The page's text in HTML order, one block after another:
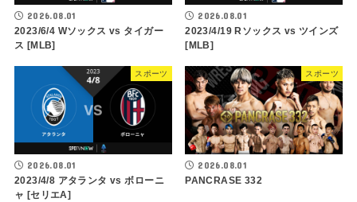
2026.08.01
2023/6/4 Wソックス vs タイガー
ス [MLB]
2026.08.01
2023/4/19 Rソックス vs ツインズ
[MLB]
スポーツ
2026.08.01
2023/4/8 アタランタ vs ボローニ
ャ [セリエA]
スポーツ
2026.08.01
PANCRASE 332